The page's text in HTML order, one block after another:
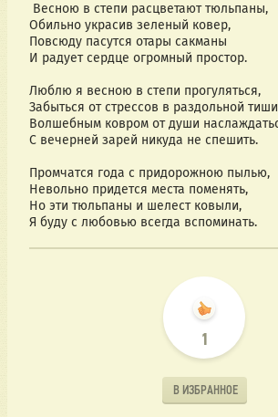
Весною в степи расцветают тюльпаны,
Обильно украсив зеленый ковер,
Повсюду пасутся отары сакманы
И радует сердце огромный простор.
Люблю я весною в степи прогуляться,
Забыться от стрессов в раздольной
Волшебным ковром от души
С вечерней зарей никуда не спешить.
Промчатся года с придорожною пылью,
Невольно придется места поменять,
Но эти тюльпаны и шелест ковыли,
Я буду с любовью всегда вспоминать.
1
В ИЗБРАННОЕ